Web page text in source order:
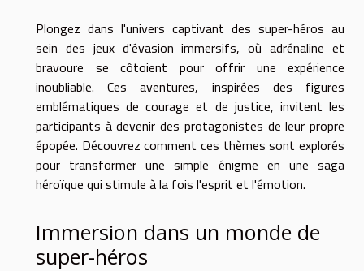
Plongez dans l'univers captivant des super-héros au
sein des jeux d'évasion immersifs, où adrénaline et
bravoure se côtoient pour offrir une expérience
inoubliable. Ces aventures, inspirées des figures
emblématiques de courage et de justice, invitent les
participants à devenir des protagonistes de leur propre
épopée. Découvrez comment ces thèmes sont explorés
pour transformer une simple énigme en une saga
héroïque qui stimule à la fois l'esprit et l'émotion.
Immersion dans un monde de
super-héros